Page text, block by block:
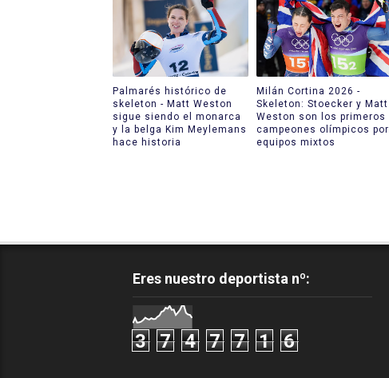
Palmarés histórico de
skeleton - Matt Weston
sigue siendo el monarca
y la belga Kim Meylemans
hace historia
Milán Cortina 2026 -
Skeleton: Stoecker y Matt
Weston son los primeros
campeones olímpicos por
equipos mixtos
Eres nuestro deportista nº:
3 7 4 7 7 1 6